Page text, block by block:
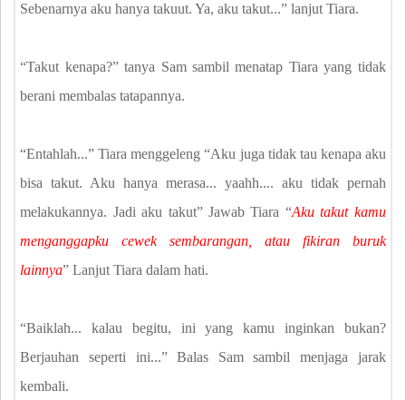
Sebenarnya aku hanya takuut. Ya, aku takut...” lanjut Tiara.
“Takut kenapa?” tanya Sam sambil menatap Tiara yang tidak
berani membalas tatapannya.
“Entahlah...” Tiara menggeleng “Aku juga tidak tau kenapa aku
bisa takut. Aku hanya merasa... yaahh.... aku tidak pernah
melakukannya. Jadi aku takut” Jawab Tiara “Aku takut kamu
menganggapku cewek sembarangan, atau fikiran buruk
lainnya” Lanjut Tiara dalam hati.
“Baiklah... kalau begitu, ini yang kamu inginkan bukan?
Berjauhan seperti ini...” Balas Sam sambil menjaga jarak
kembali.